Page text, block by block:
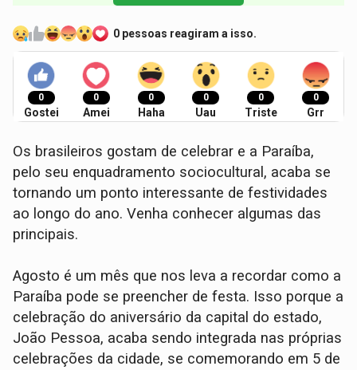
0 pessoas reagiram a isso.
0
Gostei
0
Amei
0
Haha
0
Uau
0
Triste
0
Grr
Os brasileiros gostam de celebrar e a Paraíba,
pelo seu enquadramento sociocultural, acaba se
tornando um ponto interessante de festividades
ao longo do ano. Venha conhecer algumas das
principais.
Agosto é um mês que nos leva a recordar como a
Paraíba pode se preencher de festa. Isso porque a
celebração do aniversário da capital do estado,
João Pessoa, acaba sendo integrada nas próprias
celebrações da cidade, se comemorando em 5 de